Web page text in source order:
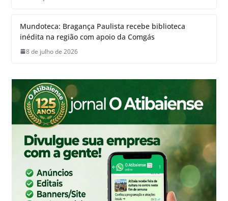
Mundoteca: Bragança Paulista recebe biblioteca
inédita na região com apoio da Comgás
8 de julho de 2026